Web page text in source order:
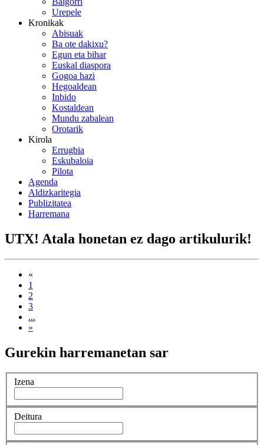
Urepele
Kronikak
Abisuak
Ba ote dakixu?
Egun eta bihar
Euskal diaspora
Gogoa hazi
Hegoaldean
Inbido
Kostaldean
Mundu zabalean
Orotarik
Kirola
Errugbia
Eskubaloia
Pilota
Agenda
Aldizkaritegia
Publizitatea
Harremana
UTX! Atala honetan ez dago artikulurik!
«
1
2
3
...
»
Gurekin harremanetan sar
Izena
Deitura